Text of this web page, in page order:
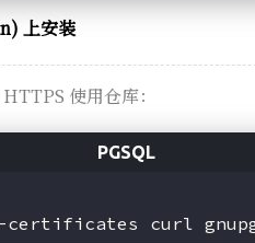
上安装
使用仓库：
curl